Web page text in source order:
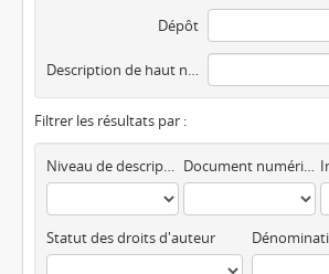
Dépôt
Description de haut niveau
Filtrer les résultats par :
Niveau de description Document numérique disponible
Statut des droits d'auteur